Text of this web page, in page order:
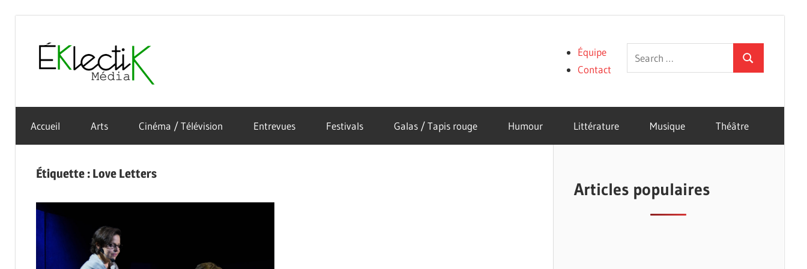
content
Média
culture
sous
toutes
formes
Search
for:
Search
Équipe
Contact
Accueil Arts Cinéma / Télévision Entrevues Festivals Galas / Tapis rouge Humour Littérature Musique Théâtre
Étiquette : Love Letters
Articles populaires